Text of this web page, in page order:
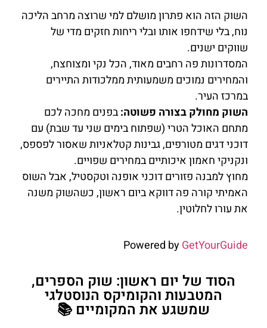
השוק הזה הוא פתרון מושלם למי שרוצה מרחב הליכה
נוח, בלי שידחפו אותו ובלי ריחות חזקים מדי של
שווקים ישנים.
המסדרונות פה רחבים מאוד, הכל נקי ומצוחצח,
והמחירים נמוכים משמעותית ממלכודות התיירים
במרכז העיר.
השוק מחולק בצורה פשוטה:בפנים מחכה לכם
מתחם האוכל הטרי (שפתוח בימים שני עד שבת) עם
דוכני דגים מטורפים, גבינות קטלאניות שאסור לפספס,
ונקניקי חאמון איכותיים במחירים שפויים.
מחוץ למבנה פזורים דוכני אופנה וטקסטיל, אבל השוס
האמיתי קורה פה דווקא ביום ראשון, כשהשוק משנה
את עורו לחלוטין.
Powered byGetYourGuide
הסוד של יום ראשון: שוק הספרים,
המטבעות והקומיקס הנוסטלגי
שמשגע את המקומיים 📚